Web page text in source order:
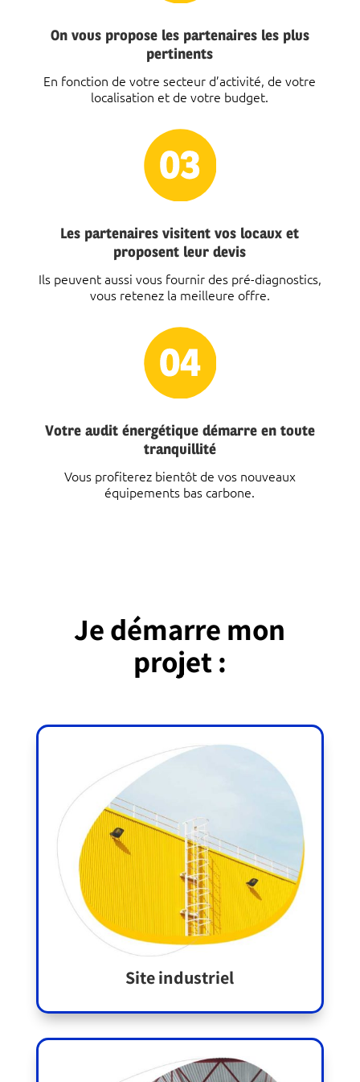
On vous propose les partenaires les plus
pertinents
En fonction de votre secteur d’activité, de votre
localisation et de votre budget.
Les partenaires visitent vos locaux et
proposent leur devis
Ils peuvent aussi vous fournir des pré-diagnostics,
vous retenez la meilleure offre.
Votre audit énergétique démarre en toute
tranquillité
Vous profiterez bientôt de vos nouveaux
équipements bas carbone.
Je démarre mon
projet :
Site industriel